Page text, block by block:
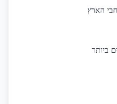
הארץ
ביותר